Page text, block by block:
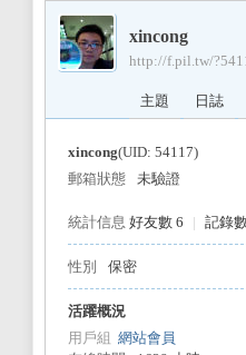
PA›
xincong
http://f.pil.tw/
主題 日誌
xincong(UID: 54117)
郵箱狀態
未驗證
統計信息 好友數 6 | 記錄
性別 保密
活躍概況
用戶組 網站會員